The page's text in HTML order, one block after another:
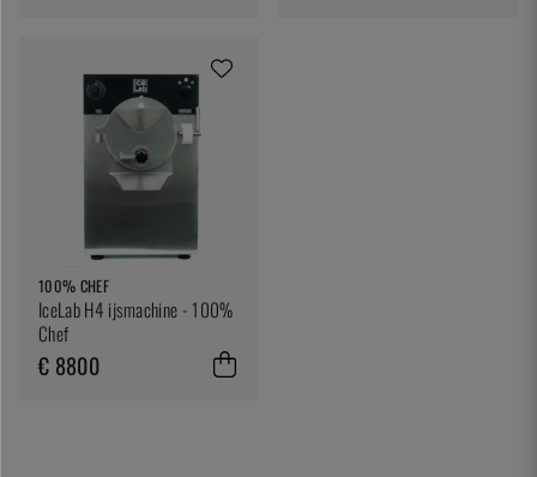
100% CHEF
IceLab H4 ijsmachine - 100%
Chef
€ 8800